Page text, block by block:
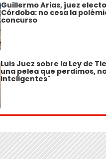
Guillermo Arias, juez
Córdoba: no cesa la
concurso
Luis Juez sobre la Ley de
una pelea que perdimos,
inteligentes"